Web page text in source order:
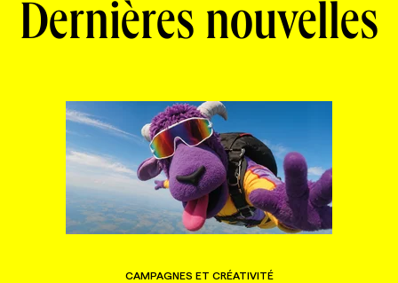
Dernières nouvelles
CAMPAGNES ET CRÉATIVITÉ